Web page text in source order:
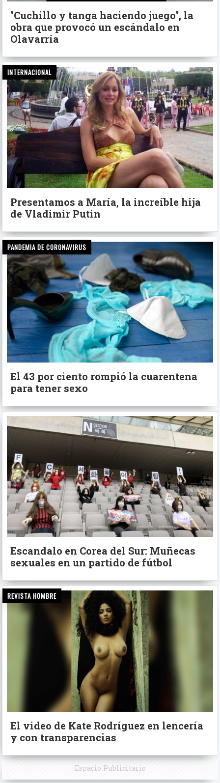
"Cuchillo y tanga haciendo juego", la
obra que provocó un escándalo en
Olavarría
INTERNACIONAL
Presentamos a María, la increíble hija
de Vladimir Putin
PANDEMIA DE CORONAVIRUS
El 43 por ciento rompió la cuarentena
para tener sexo
Escandalo en Corea del Sur: Muñecas
sexuales en un partido de fútbol
REVISTA HOMBRE
El video de Kate Rodríguez en lencería
y con transparencias
Espacio Publicitario